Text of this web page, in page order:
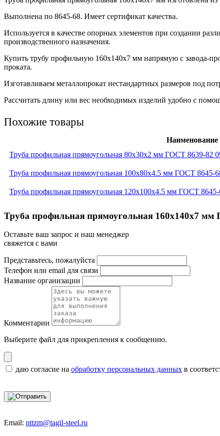
Выполнена по 8645-68. Имеет сертификат качества.
Используется в качестве опорных элементов при создании
производственного назначения.
Купить трубу профильную 160х140х7 мм напрямую с завода-
проката.
Изготавливаем металлопрокат нестандартных размеров под
Рассчитать длину или вес необходимых изделий удобно с
Похожие товары
Наименование
Труба профильная прямоугольная 80x30x2 мм ГОСТ 8639-82
Труба профильная прямоугольная 100x80x4.5 мм ГОСТ 8645-
Труба профильная прямоугольная 120x100x4.5 мм ГОСТ
Труба профильная прямоугольная 160x140x7 мм
Оставьте ваш запрос и наш менеджер
свяжется с вами
Представьтесь, пожалуйста
Телефон или email для связи
Название организации
Комментарии
Выберите файл для прикрепления к сообщению.
даю согласие на обработку персональных данных в
Email: nttzm@tagil-steel.ru